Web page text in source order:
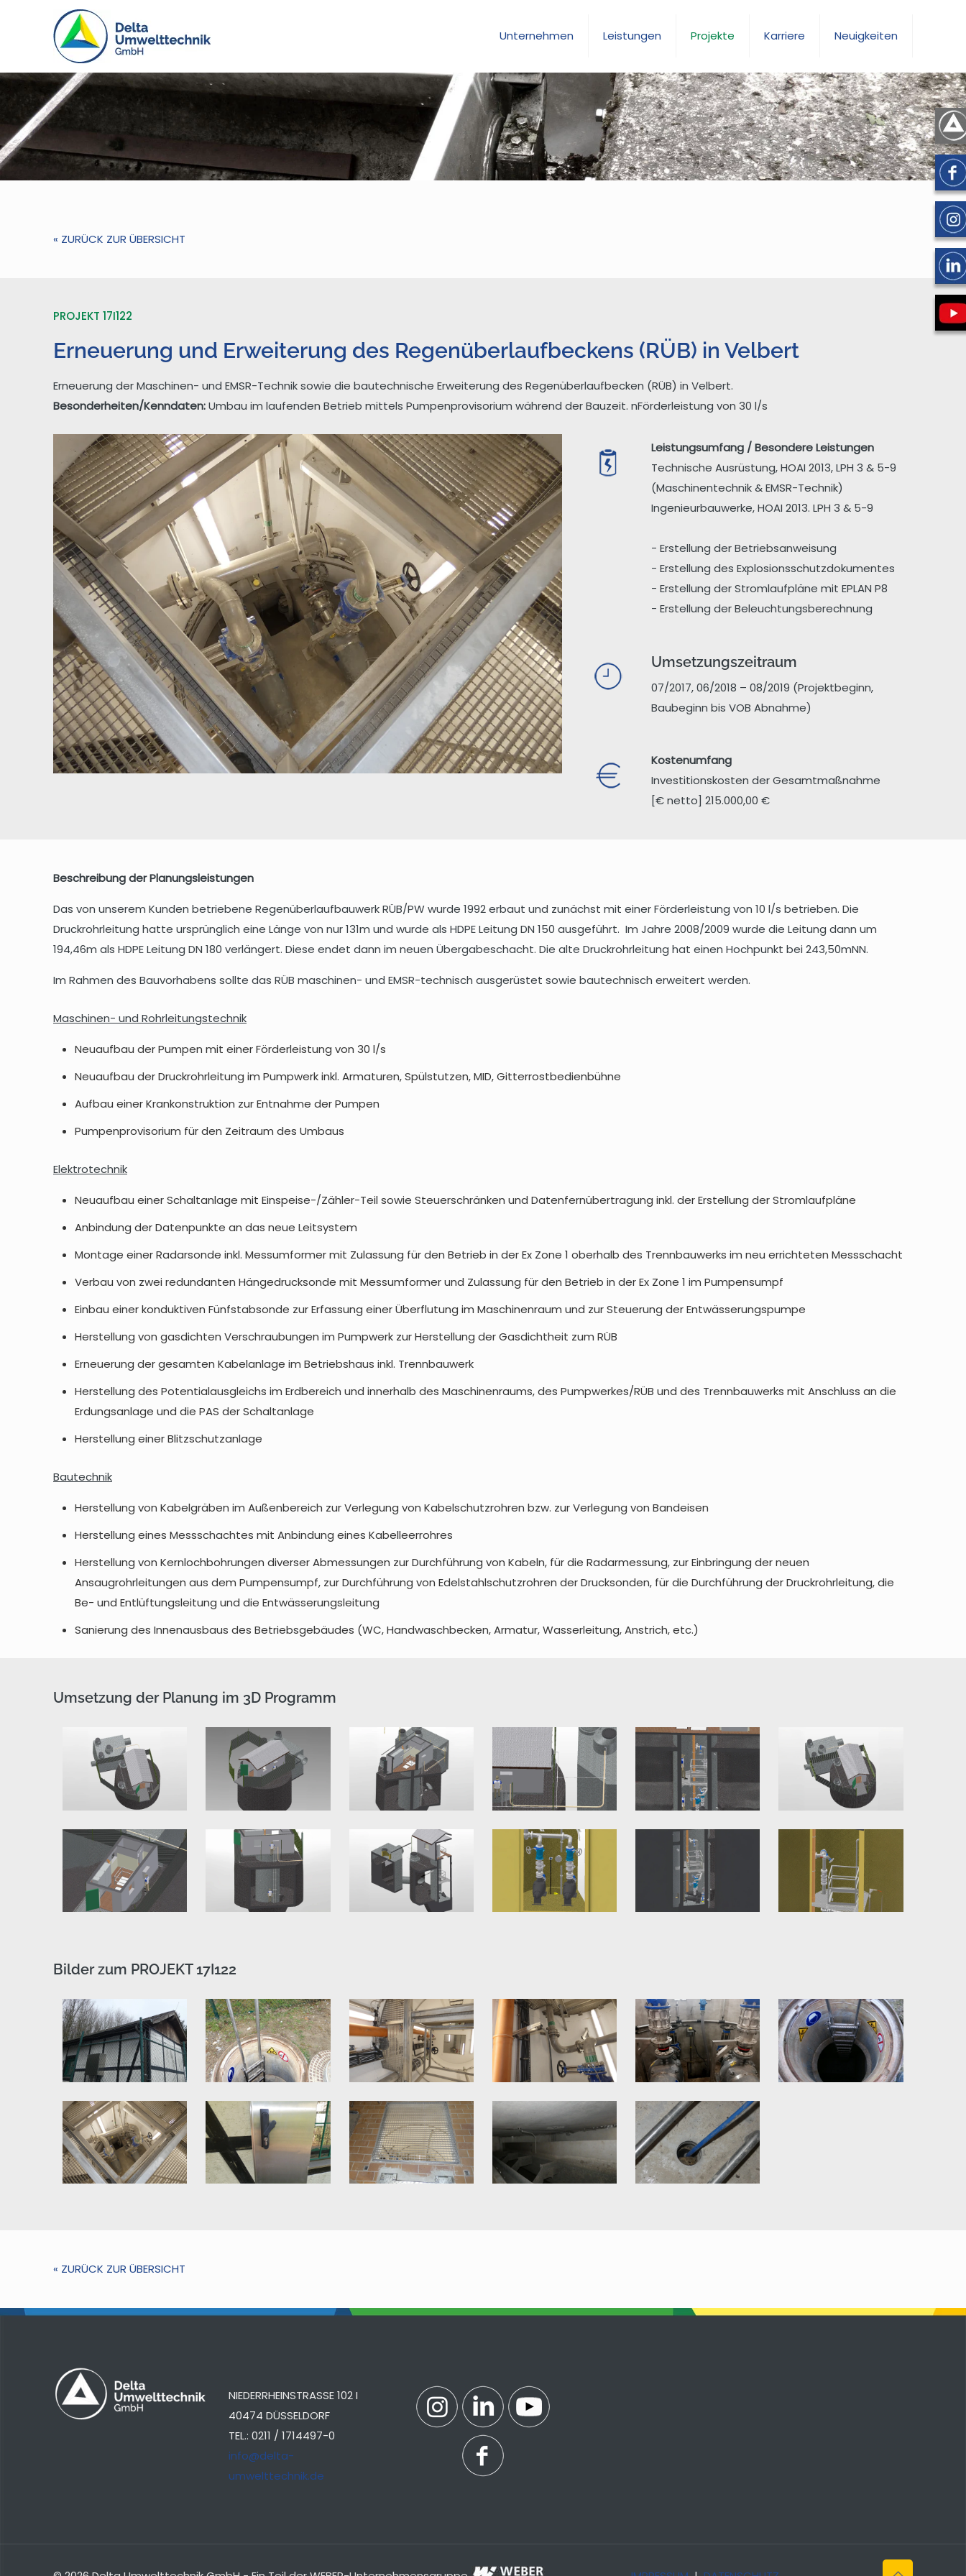
Unternehmen Leistungen Projekte Karriere Neuigkeiten
« ZURÜCK ZUR ÜBERSICHT
PROJEKT 17I122
Erneuerung und Erweiterung des Regenüberlaufbeckens (RÜB) in Velbert
Erneuerung der Maschinen- und EMSR-Technik sowie die bautechnische Erweiterung des Regenüberlaufbecken (RÜB) in Velbert.
Besonderheiten/Kenndaten:Umbau im laufenden Betrieb mittels Pumpenprovisorium während der Bauzeit. nFörderleistung von 30 l/s
Leistungsumfang / Besondere Leistungen
Technische Ausrüstung, HOAI 2013, LPH 3 & 5-9
(Maschinentechnik & EMSR-Technik)
Ingenieurbauwerke, HOAI 2013. LPH 3 & 5-9
- Erstellung der Betriebsanweisung
- Erstellung des Explosionsschutzdokumentes
- Erstellung der Stromlaufpläne mit EPLAN P8
- Erstellung der Beleuchtungsberechnung
Umsetzungszeitraum
07/2017, 06/2018 – 08/2019 (Projektbeginn,
Baubeginn bis VOB Abnahme)
Kostenumfang
Investitionskosten der Gesamtmaßnahme
[€ netto] 215.000,00 €
Beschreibung der Planungsleistungen
Das von unserem Kunden betriebene Regenüberlaufbauwerk RÜB/PW wurde 1992 erbaut und zunächst mit einer Förderleistung von 10 l/s betrieben. Die
Druckrohrleitung hatte ursprünglich eine Länge von nur 131m und wurde als HDPE Leitung DN 150 ausgeführt. Im Jahre 2008/2009 wurde die Leitung dann um
194,46m als HDPE Leitung DN 180 verlängert. Diese endet dann im neuen Übergabeschacht. Die alte Druckrohrleitung hat einen Hochpunkt bei 243,50mNN.
Im Rahmen des Bauvorhabens sollte das RÜB maschinen- und EMSR-technisch ausgerüstet sowie bautechnisch erweitert werden.
Maschinen- und Rohrleitungstechnik
Neuaufbau der Pumpen mit einer Förderleistung von 30 l/s
Neuaufbau der Druckrohrleitung im Pumpwerk inkl. Armaturen, Spülstutzen, MID, Gitterrostbedienbühne
Aufbau einer Krankonstruktion zur Entnahme der Pumpen
Pumpenprovisorium für den Zeitraum des Umbaus
Elektrotechnik
Neuaufbau einer Schaltanlage mit Einspeise-/Zähler-Teil sowie Steuerschränken und Datenfernübertragung inkl. der Erstellung der Stromlaufpläne
Anbindung der Datenpunkte an das neue Leitsystem
Montage einer Radarsonde inkl. Messumformer mit Zulassung für den Betrieb in der Ex Zone 1 oberhalb des Trennbauwerks im neu errichteten Messschacht
Verbau von zwei redundanten Hängedrucksonde mit Messumformer und Zulassung für den Betrieb in der Ex Zone 1 im Pumpensumpf
Einbau einer konduktiven Fünfstabsonde zur Erfassung einer Überflutung im Maschinenraum und zur Steuerung der Entwässerungspumpe
Herstellung von gasdichten Verschraubungen im Pumpwerk zur Herstellung der Gasdichtheit zum RÜB
Erneuerung der gesamten Kabelanlage im Betriebshaus inkl. Trennbauwerk
Herstellung des Potentialausgleichs im Erdbereich und innerhalb des Maschinenraums, des Pumpwerkes/RÜB und des Trennbauwerks mit Anschluss an die
Erdungsanlage und die PAS der Schaltanlage
Herstellung einer Blitzschutzanlage
Bautechnik
Herstellung von Kabelgräben im Außenbereich zur Verlegung von Kabelschutzrohren bzw. zur Verlegung von Bandeisen
Herstellung eines Messschachtes mit Anbindung eines Kabelleerrohres
Herstellung von Kernlochbohrungen diverser Abmessungen zur Durchführung von Kabeln, für die Radarmessung, zur Einbringung der neuen
Ansaugrohrleitungen aus dem Pumpensumpf, zur Durchführung von Edelstahlschutzrohren der Drucksonden, für die Durchführung der Druckrohrleitung, die
Be- und Entlüftungsleitung und die Entwässerungsleitung
Sanierung des Innenausbaus des Betriebsgebäudes (WC, Handwaschbecken, Armatur, Wasserleitung, Anstrich, etc.)
Umsetzung der Planung im 3D Programm
Bilder zum PROJEKT 17I122
« ZURÜCK ZUR ÜBERSICHT
NIEDERRHEINSTRASSE 102 I
40474 DÜSSELDORF
TEL.: 0211 / 1714497-0
info@delta-
umwelttechnik.de